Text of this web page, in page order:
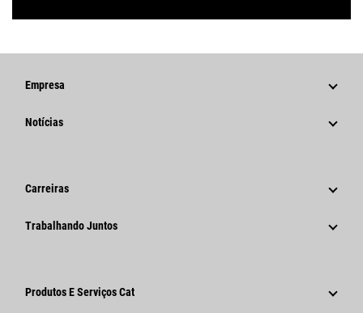
Empresa
Estratégia
Código De Conduta
Inovação
Notícias
Comunicados À Imprensa Corporativos
Carreiras
Por Que A Caterpillar?
Trabalhando Juntos
Fornecedores
Produtos E Serviços Cat